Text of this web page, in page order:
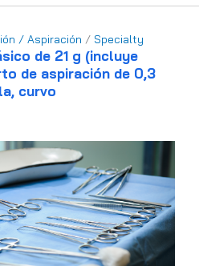
/ Aspiración / Specialty
de 21 g (incluye
de aspiración de 0,3
curvo